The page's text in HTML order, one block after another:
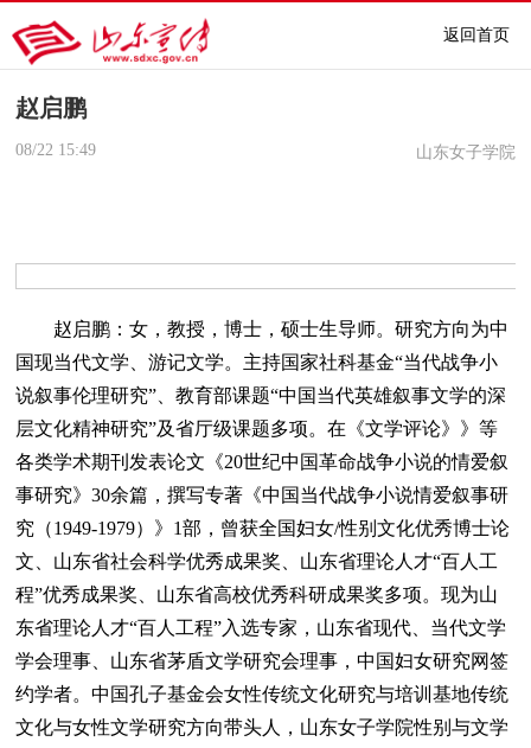
返回首页
赵启鹏
08/22 15:49 山东女子学院
赵启鹏：女，教授，博士，硕士生导师。研究方向为中
国现当代文学、游记文学。主持国家社科基金“当代战争小
说叙事伦理研究”、教育部课题“中国当代英雄叙事文学的深
层文化精神研究”及省厅级课题多项。在《文学评论》》等
各类学术期刊发表论文《20世纪中国革命战争小说的情爱叙
事研究》30余篇，撰写专著《中国当代战争小说情爱叙事研
究（1949-1979）》1部，曾获全国妇女/性别文化优秀博士论
文、山东省社会科学优秀成果奖、山东省理论人才“百人工
程”优秀成果奖、山东省高校优秀科研成果奖多项。现为山
东省理论人才“百人工程”入选专家，山东省现代、当代文学
学会理事、山东省茅盾文学研究会理事，中国妇女研究网签
约学者。中国孔子基金会女性传统文化研究与培训基地传统
文化与女性文学研究方向带头人，山东女子学院性别与文学